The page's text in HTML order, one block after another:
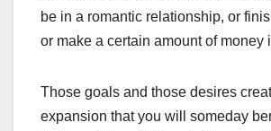
be in a romantic relationship, or
or make a certain amount of money
Those goals and those desires
expansion that you will someday